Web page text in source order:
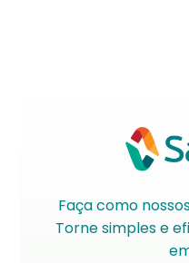
Faça como
Torne simples e